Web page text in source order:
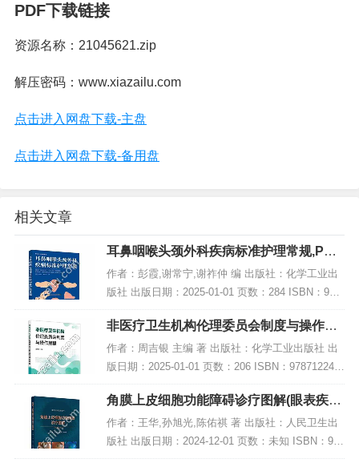
PDF下载链接
资源名称：21045621.zip
解压密码：www.xiazailu.com
点击进入网盘下载-主盘
点击进入网盘下载-备用盘
相关文章
耳鼻咽喉头颈外科疾病标准护理常规,PDF
电子书下载
作者：彭霞,谢常宁,谢祚仲 编 出版社：化学工业出
版社 出版日期：2025-01-01 页数：284 ISBN：978
7122463180 电子书大小：244MB [高清扫描版PDF
格式]...
非医疗卫生机构伦理委员会制度与操作规
程,PDF电子书下载
作者：周吉银 主编 著 出版社：化学工业出版社 出
版日期：2025-01-01 页数：206 ISBN：978712246
2367 电子书大小：230MB [高清扫描版PDF格式] 内
容简...
角膜上皮细胞功能障碍诊疗图解(眼表疾病
临床系列),PDF下载
作者：王华,孙旭光,陈佑祺 著 出版社：人民卫生出
版社 出版日期：2024-12-01 页数：未知 ISBN：978
7117371711 电子书大小：220MB [高清扫描版PDF